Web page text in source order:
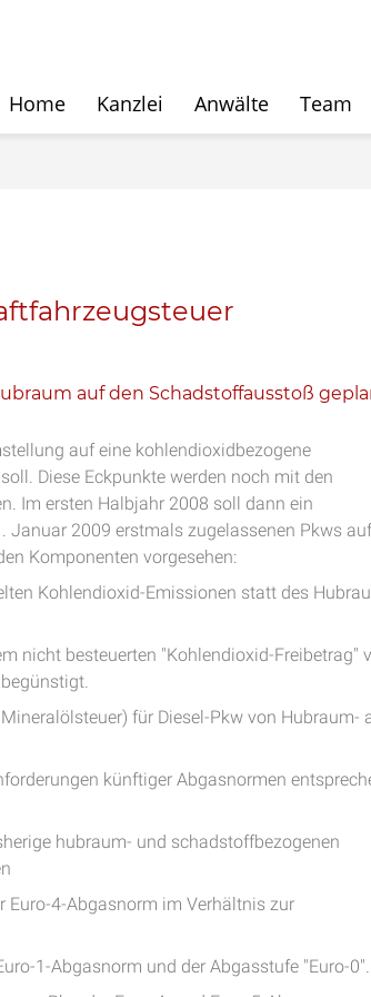
Home Kanzlei Anwälte Team
auf den Schadstoffausstoß
auf eine kohlendioxidbezogene
Diese Eckpunkte werden noch mit den
Im ersten Halbjahr 2008 soll dann ein
Januar 2009 erstmals zugelassenen Pkws auf
Komponenten vorgesehen:
Kohlendioxid-Emissionen statt des
nicht besteuerten "Kohlendioxid-Freibetrag"
für Diesel-Pkw von Hubraum-
künftiger Abgasnormen
hubraum- und schadstoffbezogenen
Euro-4-Abgasnorm im Verhältnis zur
1-Abgasnorm und der Abgasstufe "Euro-0".